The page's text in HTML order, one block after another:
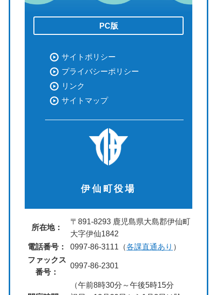
PC版
サイトポリシー
プライバシーポリシー
リンク
サイトマップ
伊仙町役場
所在地：
〒891-8293 鹿児島県大島郡伊仙町
大字伊仙1842
電話番号：
0997-86-3111（各課直通あり ）
ファックス
番号：
0997-86-2301
（午前8時30分～午後5時15分